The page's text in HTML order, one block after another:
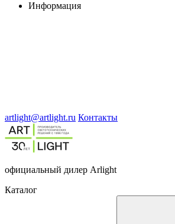
Информация
artlight@artlight.ru Контакты
официальный дилер Arlight
Каталог